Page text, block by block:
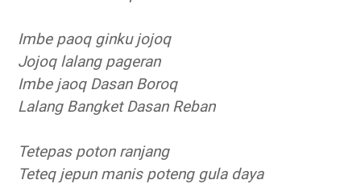
Imbe paoq ginku jojoq
Jojoq lalang pageran
Imbe jaoq Dasan Boroq
Lalang Bangket Dasan Reban
Tetepas poton ranjang
Teteq jepun manis poteng gula daya